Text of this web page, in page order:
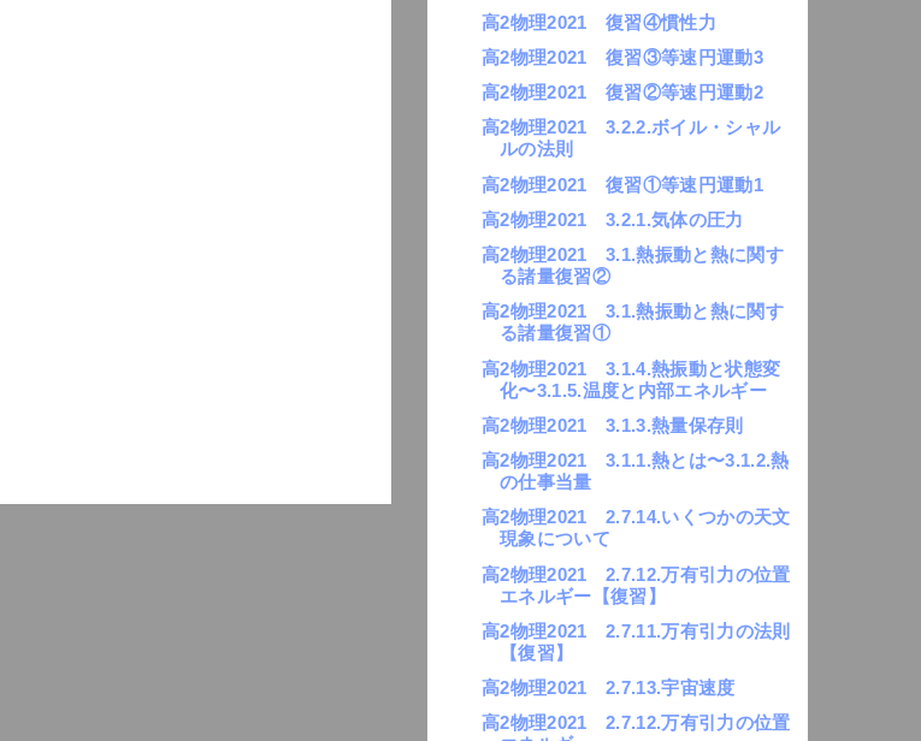
高2物理2021 復習④慣性力
高2物理2021 復習③等速円運動3
高2物理2021 復習②等速円運動2
高2物理2021 3.2.2.ボイル・シャル
ルの法則
高2物理2021 復習①等速円運動1
高2物理2021 3.2.1.気体の圧力
高2物理2021 3.1.熱振動と熱に関す
る諸量復習②
高2物理2021 3.1.熱振動と熱に関す
る諸量復習①
高2物理2021 3.1.4.熱振動と状態変
化〜3.1.5.温度と内部エネルギー
高2物理2021 3.1.3.熱量保存則
高2物理2021 3.1.1.熱とは〜3.1.2.熱
の仕事当量
高2物理2021 2.7.14.いくつかの天文
現象について
高2物理2021 2.7.12.万有引力の位置
エネルギー【復習】
高2物理2021 2.7.11.万有引力の法則
【復習】
高2物理2021 2.7.13.宇宙速度
高2物理2021 2.7.12.万有引力の位置